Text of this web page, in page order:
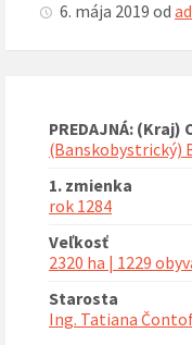
6. mája 2019 od
PREDAJNÁ:
(Banskobystrický)
1. zmienka
rok 1284
Veľkosť
2320 ha | 1229
Starosta
Ing. Tatiana